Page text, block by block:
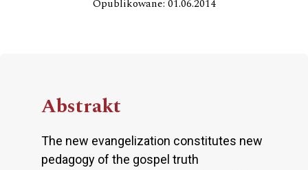
Opublikowane: 01.06.2014
Abstrakt
The new evangelization constitutes new
pedagogy of the gospel truth